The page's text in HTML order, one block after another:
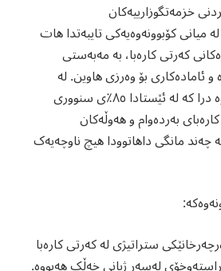
خزمەتگوزارییەکان
لە میانی کۆبوونەوەیەکی تایبەتدا هات
کەرتی کارەبا، بە مەبەستی
ئامادەکاری بۆ وەرزی هاوین. لە
کۆبوونەوەکەدا ئاماژە بەوە درا کە لە ئێستادا ٨٥٪ی سنووری
بەردەوام و هەوڵەکان
چەند مانگی داهاتوودا هیچ ناوچەیەک
ستراتیژی لە کەرتی کارەبا
لەسەر ژیانی خەڵک هەبووە.